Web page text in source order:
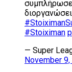
#Stoiximan
— Super
November